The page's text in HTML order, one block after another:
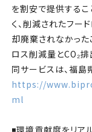
を割安で提供するこ
く、削減されたフー
却廃棄されなかった
ロス削減量とCO₂排
同サービスは、福島
https://
ml
◾️環境貢献度をリ